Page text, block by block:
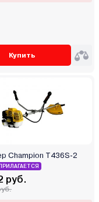
Купить
Champion T436S-2
руб.